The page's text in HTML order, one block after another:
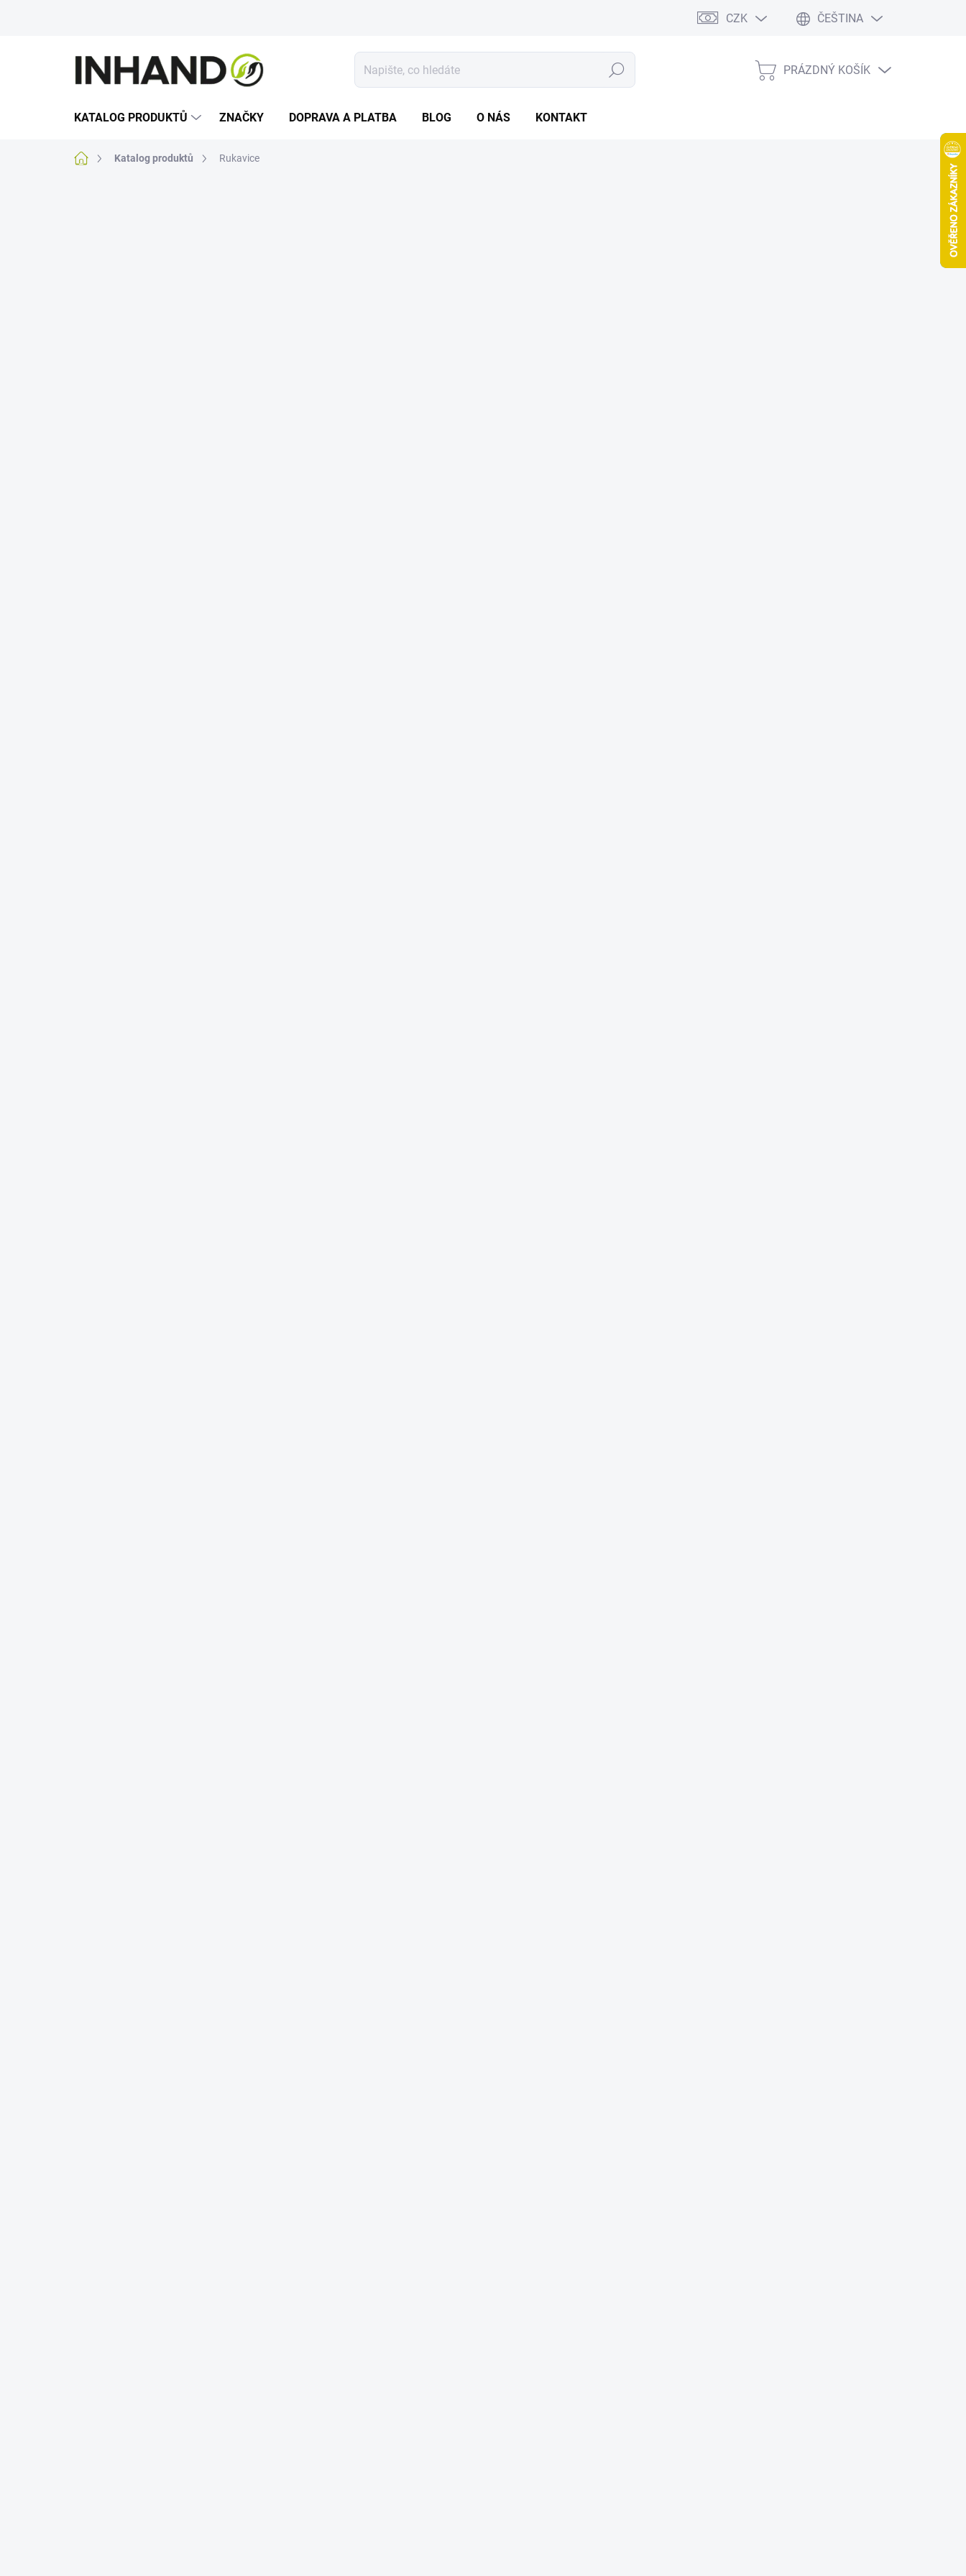
CZK ČEŠTINA
Hledat
NÁKUPNÍ
PRÁZDNÝ KOŠÍK
KATALOG PRODUKTŮ ZNAČKY DOPRAVA A PLATBA BLOG O NÁS KONTAKT
Domů Katalog produktů Rukavice